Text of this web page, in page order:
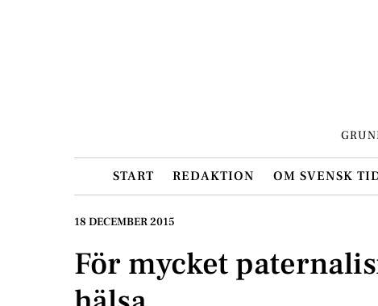
START REDAKTION OM SVENSK
18 DECEMBER 2015
För mycket